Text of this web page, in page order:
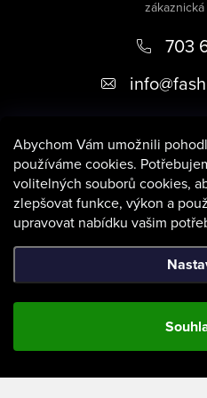
Abychom Vám umožnili
používáme cookies.
volitelných souborů cookies,
zlepšovat funkce, výkon a
upravovat nabídku vašim
703
info@
Informace pro vás